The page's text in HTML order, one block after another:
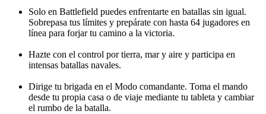
Solo en Battlefield puedes enfrentarte en batallas sin igual.
Sobrepasa tus límites y prepárate con hasta 64 jugadores en
línea para forjar tu camino a la victoria.
Hazte con el control por tierra, mar y aire y participa en
intensas batallas navales.
Dirige tu brigada en el Modo comandante. Toma el mando
desde tu propia casa o de viaje mediante tu tableta y cambiar
el rumbo de la batalla.